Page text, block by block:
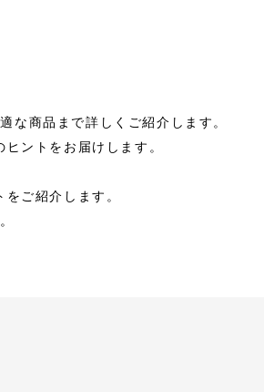
な商品まで詳しくご紹介します。
ントをお届けします。
ご紹介します。